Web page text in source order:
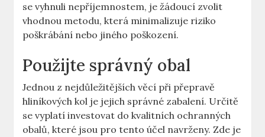
se vyhnuli nepříjemnostem, je žádoucí zvolit
vhodnou metodu, která minimalizuje riziko
poškrábání nebo jiného poškození.
Použijte správný obal
Jednou z nejdůležitějších věcí při přepravě
hliníkových kol je jejich správné zabalení. Určitě
se vyplatí investovat do kvalitních ochranných
obalů, které jsou pro tento účel navrženy. Zde je